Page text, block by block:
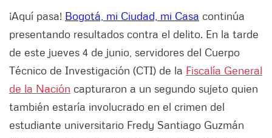
¡Aquí pasa! Bogotá, mi Ciudad, mi Casa continúa
presentando resultados contra el delito. En la tarde
de este jueves 4 de junio, servidores del Cuerpo
Técnico de Investigación (CTI) de la Fiscalía General
de la Nación capturaron a un segundo sujeto quien
también estaría involucrado en el crimen del
estudiante universitario Fredy Santiago Guzmán